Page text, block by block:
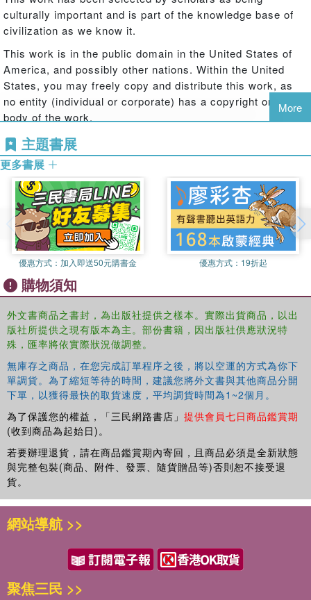
culturally important and is part of the knowledge base of
civilization as we know it.
This work is in the public domain in the United States of
America, and possibly other nations. Within the United
States, you may freely copy and distribute this work, as
no entity (individual or corporate) has a copyright on the
body of the work.
Scholars believe, and we concur, that this work is
important enough to be preserved, reproduced, and made
generally available to the public. To ensure a quality
reading experience, this work has been proofread and
republished using a format that seamlessly blends the
original graphical elements with text in an easy-to-read
typeface.
We appreciate your support of the preservation process,
and thank you for being an important part of keeping this
knowledge alive and relevant.
More
主題書展
更多書展
優惠方式： 加入即送50元購書金 優惠方式： 19折起
購物須知
外文書商品之書封，為出版社提供之樣本。實際出貨商品，以出
版社所提供之現有版本為主。部份書籍，因出版社供應狀況特
殊，匯率將依實際狀況做調整。
無庫存之商品，在您完成訂單程序之後，將以空運的方式為你下
單調貨。為了縮短等待的時間，建議您將外文書與其他商品分開
下單，以獲得最快的取貨速度，平均調貨時間為1~2個月。
為了保護您的權益，「三民網路書店」 提供會員七日商品鑑賞期
(收到商品為起始日)。
若要辦理退貨，請在商品鑑賞期內寄回，且商品必須是全新狀態
與完整包裝(商品、附件、發票、隨貨贈品等)否則恕不接受退
貨。
網站導航 >>
聚焦三民 >>